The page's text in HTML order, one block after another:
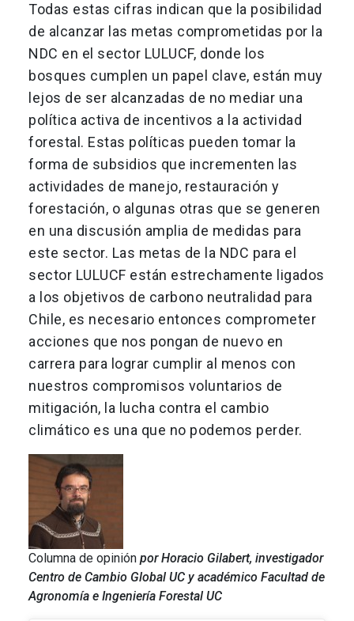
Todas estas cifras indican que la posibilidad
de alcanzar las metas comprometidas por la
NDC en el sector LULUCF, donde los
bosques cumplen un papel clave, están muy
lejos de ser alcanzadas de no mediar una
política activa de incentivos a la actividad
forestal. Estas políticas pueden tomar la
forma de subsidios que incrementen las
actividades de manejo, restauración y
forestación, o algunas otras que se generen
en una discusión amplia de medidas para
este sector. Las metas de la NDC para el
sector LULUCF están estrechamente ligados
a los objetivos de carbono neutralidad para
Chile, es necesario entonces comprometer
acciones que nos pongan de nuevo en
carrera para lograr cumplir al menos con
nuestros compromisos voluntarios de
mitigación, la lucha contra el cambio
climático es una que no podemos perder.
Columna de opinión por Horacio Gilabert, investigador
Centro de Cambio Global UC y académico Facultad de
Agronomía e Ingeniería Forestal UC